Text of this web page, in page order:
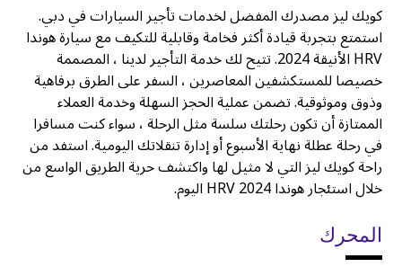
كويك ليز مصدرك المفضل لخدمات تأجير السيارات في دبي.
استمتع بتجربة قيادة أكثر فخامة وقابلية للتكيف مع سيارة هوندا
HRV الأنيقة 2024. تتيح لك خدمة التأجير لدينا ، المصممة
خصيصا للمستكشفين المعاصرين ، السفر على الطرق برفاهية
وذوق وموثوقية. تضمن عملية الحجز السهلة وخدمة العملاء
الممتازة أن تكون رحلتك سلسة مثل الرحلة ، سواء كنت مسافرا
في رحلة عطلة نهاية الأسبوع أو إدارة تنقلاتك اليومية. استفد من
راحة كويك ليز التي لا مثيل لها واكتشف حرية الطريق الواسع من
خلال استئجار هوندا HRV 2024 اليوم.
المحرك